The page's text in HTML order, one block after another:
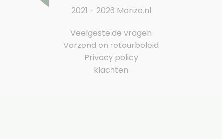
2021 - 2026 Morizo.nl
Veelgestelde vragen
Verzend en retourbeleid
Privacy policy
klachten